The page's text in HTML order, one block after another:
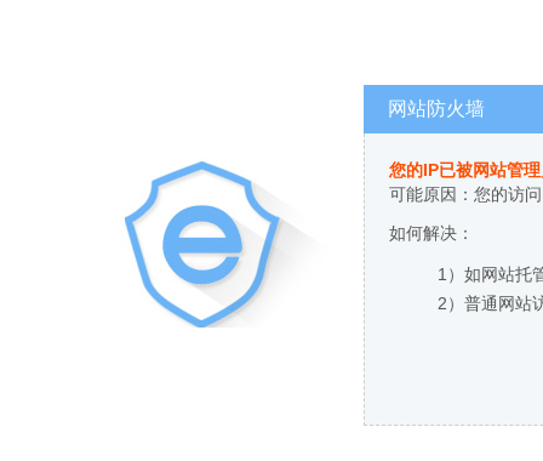
网站防火墙
您的IP已被网站管
可能原因：您的访
如何解决：
1）如网站托
2）普通网站